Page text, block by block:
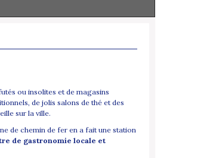
ou insolites et de magasins
de jolis salons de thé et des
sur la ville.
de chemin de fer en a fait une station
de gastronomie locale et